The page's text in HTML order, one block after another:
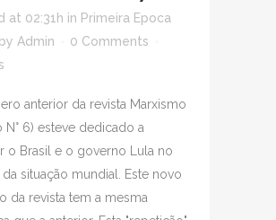
at 02:31h in Primeira Epoca
by Admin
0 Comments
anterior da revista Marxismo
N° 6) esteve dedicado a
o Brasil e o governo Lula no
situação mundial. Este novo
da revista tem a mesma